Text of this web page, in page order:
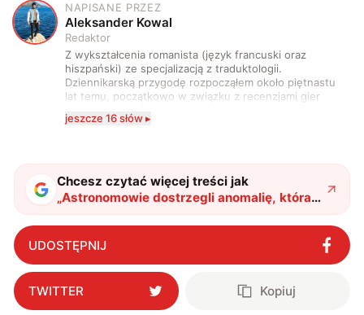
A
NAPISANE PRZEZ
Aleksander Kowal
Redaktor
Z wykształcenia romanista (język francuski oraz
hiszpański) ze specjalizacją z traduktologii.
Dziennikarską przygodę rozpocząłem około piętnastu
lat temu, początkowo w związku z recenzjami gier
komputerowych i filmów. Obecnie publikuję
zdecydowanie częściej na tematy związane z nauką
także uprawiać oraz oglądać sport.
jeszcze 16 słów ▸
Chcesz czytać więcej treści jak
„Astronomowie dostrzegli anomalię, która
pokazuje, jak tragicznie skończy nasza
galaktyka"?
UDOSTĘPNIJ
TWITTER Kopiuj